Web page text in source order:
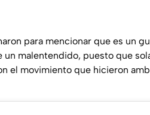
para mencionar que es un
malentendido, puesto que
el movimiento que hicieron